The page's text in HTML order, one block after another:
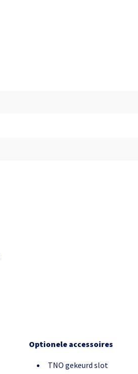
Optionele accessoires
TNO gekeurd slot